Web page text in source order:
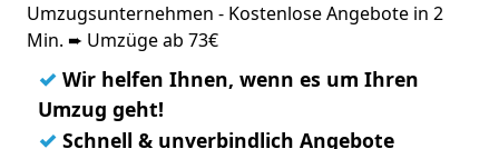
Umzugsunternehmen - Kostenlose Angebote in 2
Min. ➨ Umzüge ab 73€
✓ Wir helfen Ihnen, wenn es um Ihren
Umzug geht!
✓ Schnell & unverbindlich Angebote